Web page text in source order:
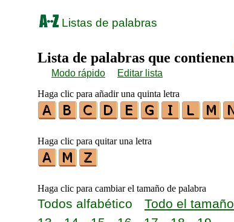
Listas de palabras
Lista de palabras que contienen
Modo rápido
Editar lista
Haga clic para añadir una quinta letra
Haga clic para quitar una letra
Haga clic para cambiar el tamaño de palabra
Todos alfabético Todo el tamaño